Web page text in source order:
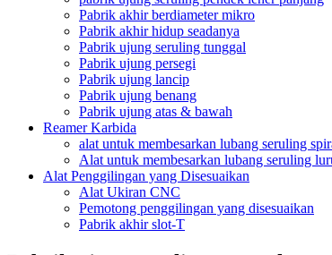
Pabrik akhir berdiameter mikro
Pabrik akhir hidup seadanya
Pabrik ujung seruling tunggal
Pabrik ujung persegi
Pabrik ujung lancip
Pabrik ujung benang
Pabrik ujung atas & bawah
Reamer Karbida
alat untuk membesarkan lubang seruling
Alat untuk membesarkan lubang seruling
Alat Penggilingan yang Disesuaikan
Alat Ukiran CNC
Pemotong penggilingan yang disesuaikan
Pabrik akhir slot-T